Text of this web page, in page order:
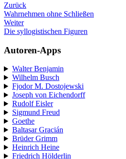
Zurück
Wahrnehmen ohne Schließen
Weiter
Die syllogistischen Figuren
Autoren-Apps
Walter Benjamin
Wilhelm Busch
Fjodor M. Dostojewski
Joseph von Eichendorff
Rudolf Eisler
Sigmund Freud
Goethe
Baltasar Gracián
Brüder Grimm
Heinrich Heine
Friedrich Hölderlin